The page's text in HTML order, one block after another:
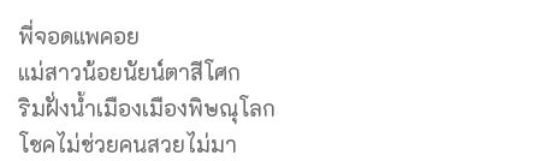
พี่จอดแพคอย
แม่สาวน้อยนัยน์ตาสีโศก
ริมฝั่งน้ำเมืองเมืองพิษณุโลก
โชคไม่ช่วยคนสวยไม่มา